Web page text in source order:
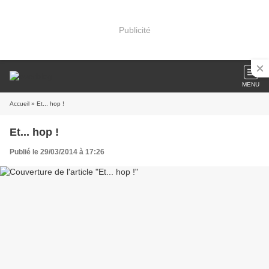
Publicité
MENU
Accueil » Et... hop !
Et... hop !
Publié le 29/03/2014 à 17:26